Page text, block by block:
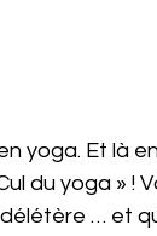
yoga. Et là
du yoga » !
… et